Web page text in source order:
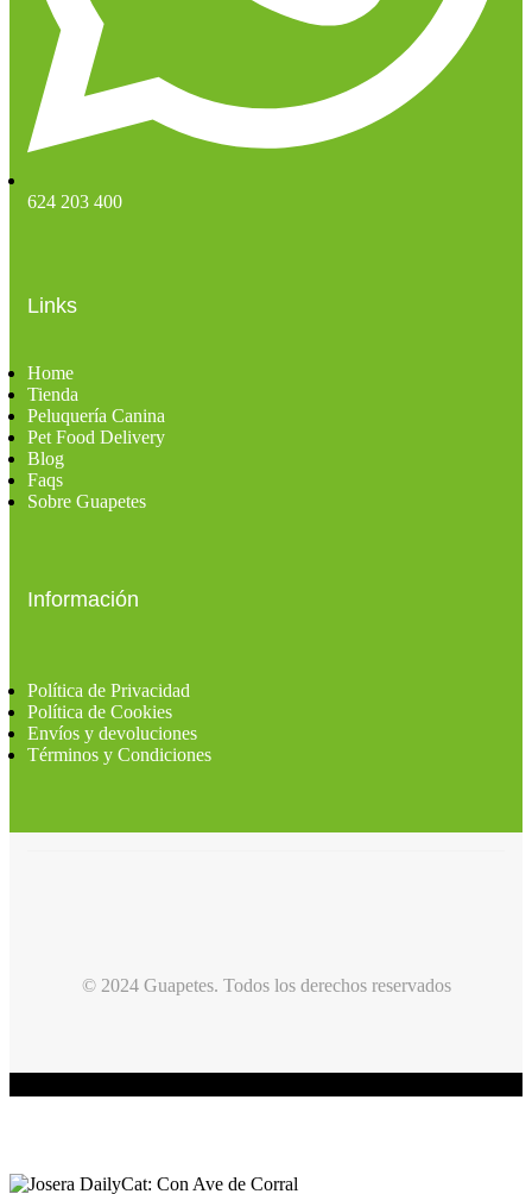
624 203 400
Links
Home
Tienda
Peluquería Canina
Pet Food Delivery
Blog
Faqs
Sobre Guapetes
Información
Política de Privacidad
Política de Cookies
Envíos y devoluciones
Términos y Condiciones
© 2024 Guapetes. Todos los derechos reservados